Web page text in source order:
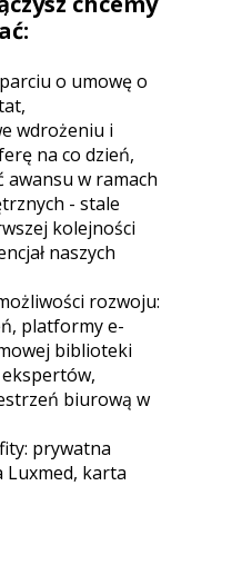
o umowę o
wdrożeniu i
na co dzień,
awansu w ramach
- stale
kolejności
naszych
rozwoju:
platformy e-
biblioteki
biurową w
prywatna
Luxmed, karta